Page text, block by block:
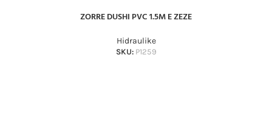
ZORRE DUSHI PVC 1.5M E ZEZE
Hidraulike
SKU: P1259